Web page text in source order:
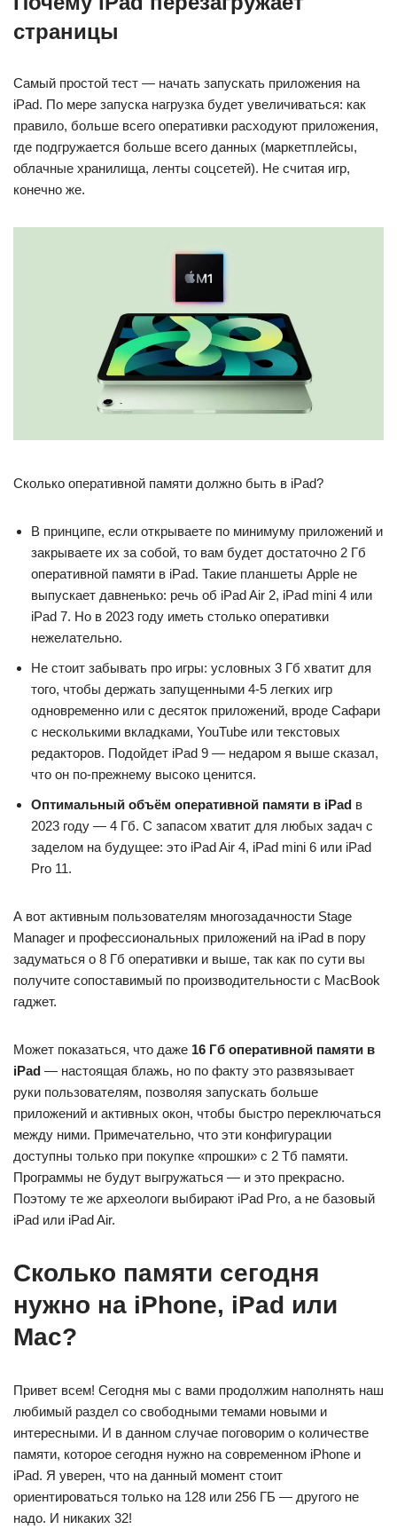
страницы
Самый простой тест — начать запускать приложения на
iPad. По мере запуска нагрузка будет увеличиваться: как
правило, больше всего оперативки расходуют приложения,
где подгружается больше всего данных (маркетплейсы,
облачные хранилища, ленты соцсетей). Не считая игр,
конечно же.
Сколько оперативной памяти должно быть в iPad?
В принципе, если открываете по минимуму приложений и
закрываете их за собой, то вам будет достаточно 2 Гб
оперативной памяти в iPad. Такие планшеты Apple не
выпускает давненько: речь об iPad Air 2, iPad mini 4 или
iPad 7. Но в 2023 году иметь столько оперативки
нежелательно.
Не стоит забывать про игры: условных 3 Гб хватит для
того, чтобы держать запущенными 4-5 легких игр
одновременно или с десяток приложений, вроде Сафари
с несколькими вкладками, YouTube или текстовых
редакторов. Подойдет iPad 9 — недаром я выше сказал,
что он по-прежнему высоко ценится.
Оптимальный объём оперативной памяти в iPad в
2023 году — 4 Гб. С запасом хватит для любых задач с
заделом на будущее: это iPad Air 4, iPad mini 6 или iPad
Pro 11.
А вот активным пользователям многозадачности Stage
Manager и профессиональных приложений на iPad в пору
задуматься о 8 Гб оперативки и выше, так как по сути вы
получите сопоставимый по производительности с MacBook
гаджет.
Может показаться, что даже 16 Гб оперативной памяти в
iPad — настоящая блажь, но по факту это развязывает
руки пользователям, позволяя запускать больше
приложений и активных окон, чтобы быстро переключаться
между ними. Примечательно, что эти конфигурации
доступны только при покупке «прошки» с 2 Тб памяти.
Программы не будут выгружаться — и это прекрасно.
Поэтому те же археологи выбирают iPad Pro, а не базовый
iPad или iPad Air.
Сколько памяти сегодня
нужно на iPhone, iPad или
Mac?
Привет всем! Сегодня мы с вами продолжим наполнять наш
любимый раздел со свободными темами новыми и
интересными. И в данном случае поговорим о количестве
памяти, которое сегодня нужно на современном iPhone и
iPad. Я уверен, что на данный момент стоит
ориентироваться только на 128 или 256 ГБ — другого не
надо. И никаких 32!